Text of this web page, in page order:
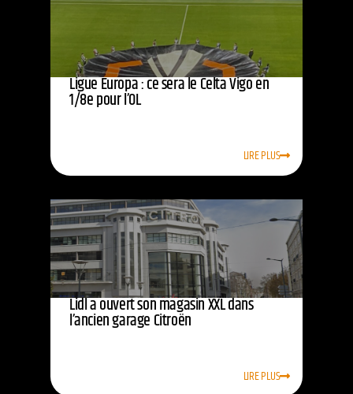
Ligue Europa : ce sera le Celta Vigo en
1/8e pour l’OL
LIRE PLUS
Lidl a ouvert son magasin XXL dans
l’ancien garage Citroën
LIRE PLUS